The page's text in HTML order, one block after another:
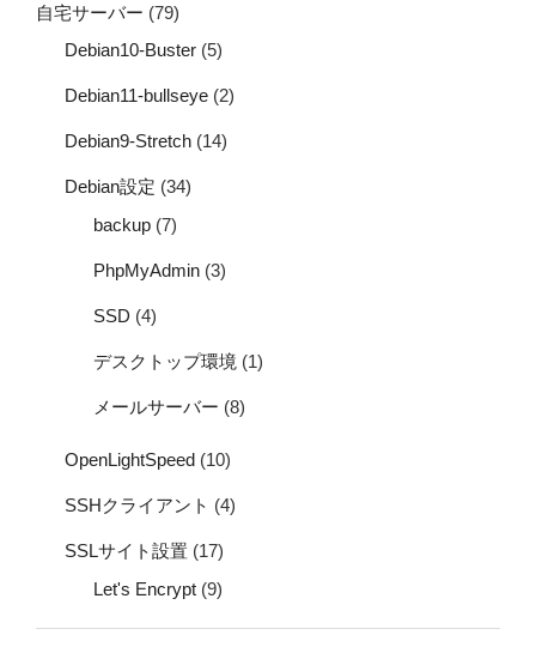
自宅サーバー (79)
Debian10-Buster (5)
Debian11-bullseye (2)
Debian9-Stretch (14)
Debian設定 (34)
backup (7)
PhpMyAdmin (3)
SSD (4)
デスクトップ環境 (1)
メールサーバー (8)
OpenLightSpeed (10)
SSHクライアント (4)
SSLサイト設置 (17)
Let's Encrypt (9)